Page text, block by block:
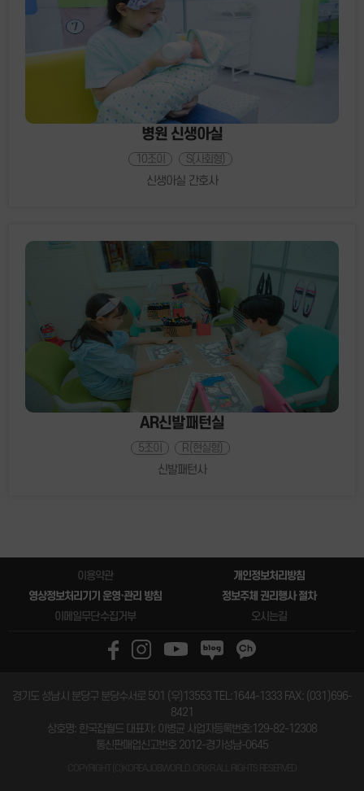
병원 신생아실
10조이 S(사회형)
신생아실 간호사
AR신발패턴실
5조이 R(현실형)
신발패턴사
이용약관
개인정보처리방침
영상정보처리기기 운영·관리 방침
정보주체 권리행사 절차
이메일무단수집거부
오시는길
경기도 성남시 분당구 분당수서로 501 (우)13553 TEL:1644-1333 FAX: (031)696-
8421
상호명: 한국잡월드 대표자: 이병균 사업자등록번호:129-82-12308
통신판매업신고번호 2012-경기성남-0645